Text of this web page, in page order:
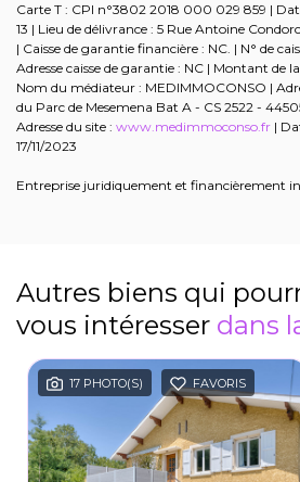
Carte T : CPI n°3802 2018 000 029 859 |
13 | Lieu de délivrance : 5 Rue Antoine
| Caisse de garantie financière : NC. | N° de
Adresse caisse de garantie : NC | Montant de
Nom du médiateur : MEDIMMOCONSO |
du Parc de Mesemena Bat A - CS 2522 -
Adresse du site : www.medimmoconso.fr |
17/11/2023
Entreprise juridiquement et financièrement
Autres biens qui
vous intéresser dans
17 PHOTO(S) FAVORIS